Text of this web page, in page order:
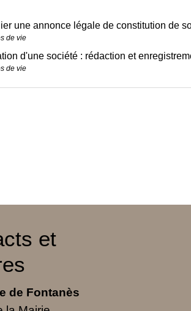
une annonce légale de constitution de
de vie
d'une société : rédaction et
de vie
et
de Fontanès